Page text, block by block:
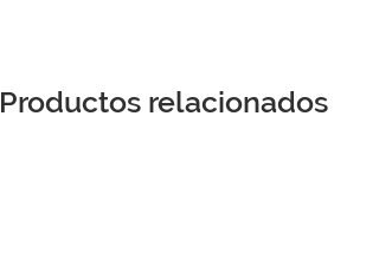
Productos relacionados